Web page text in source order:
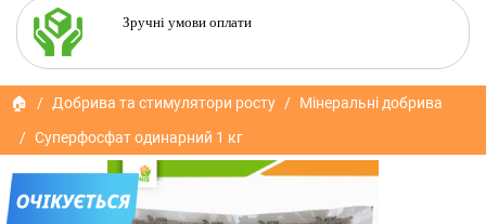
Зручні умови оплати
🏠 Добрива та стимулятори росту
Мінеральні добрива
Суперфосфат одинарний 1 кг